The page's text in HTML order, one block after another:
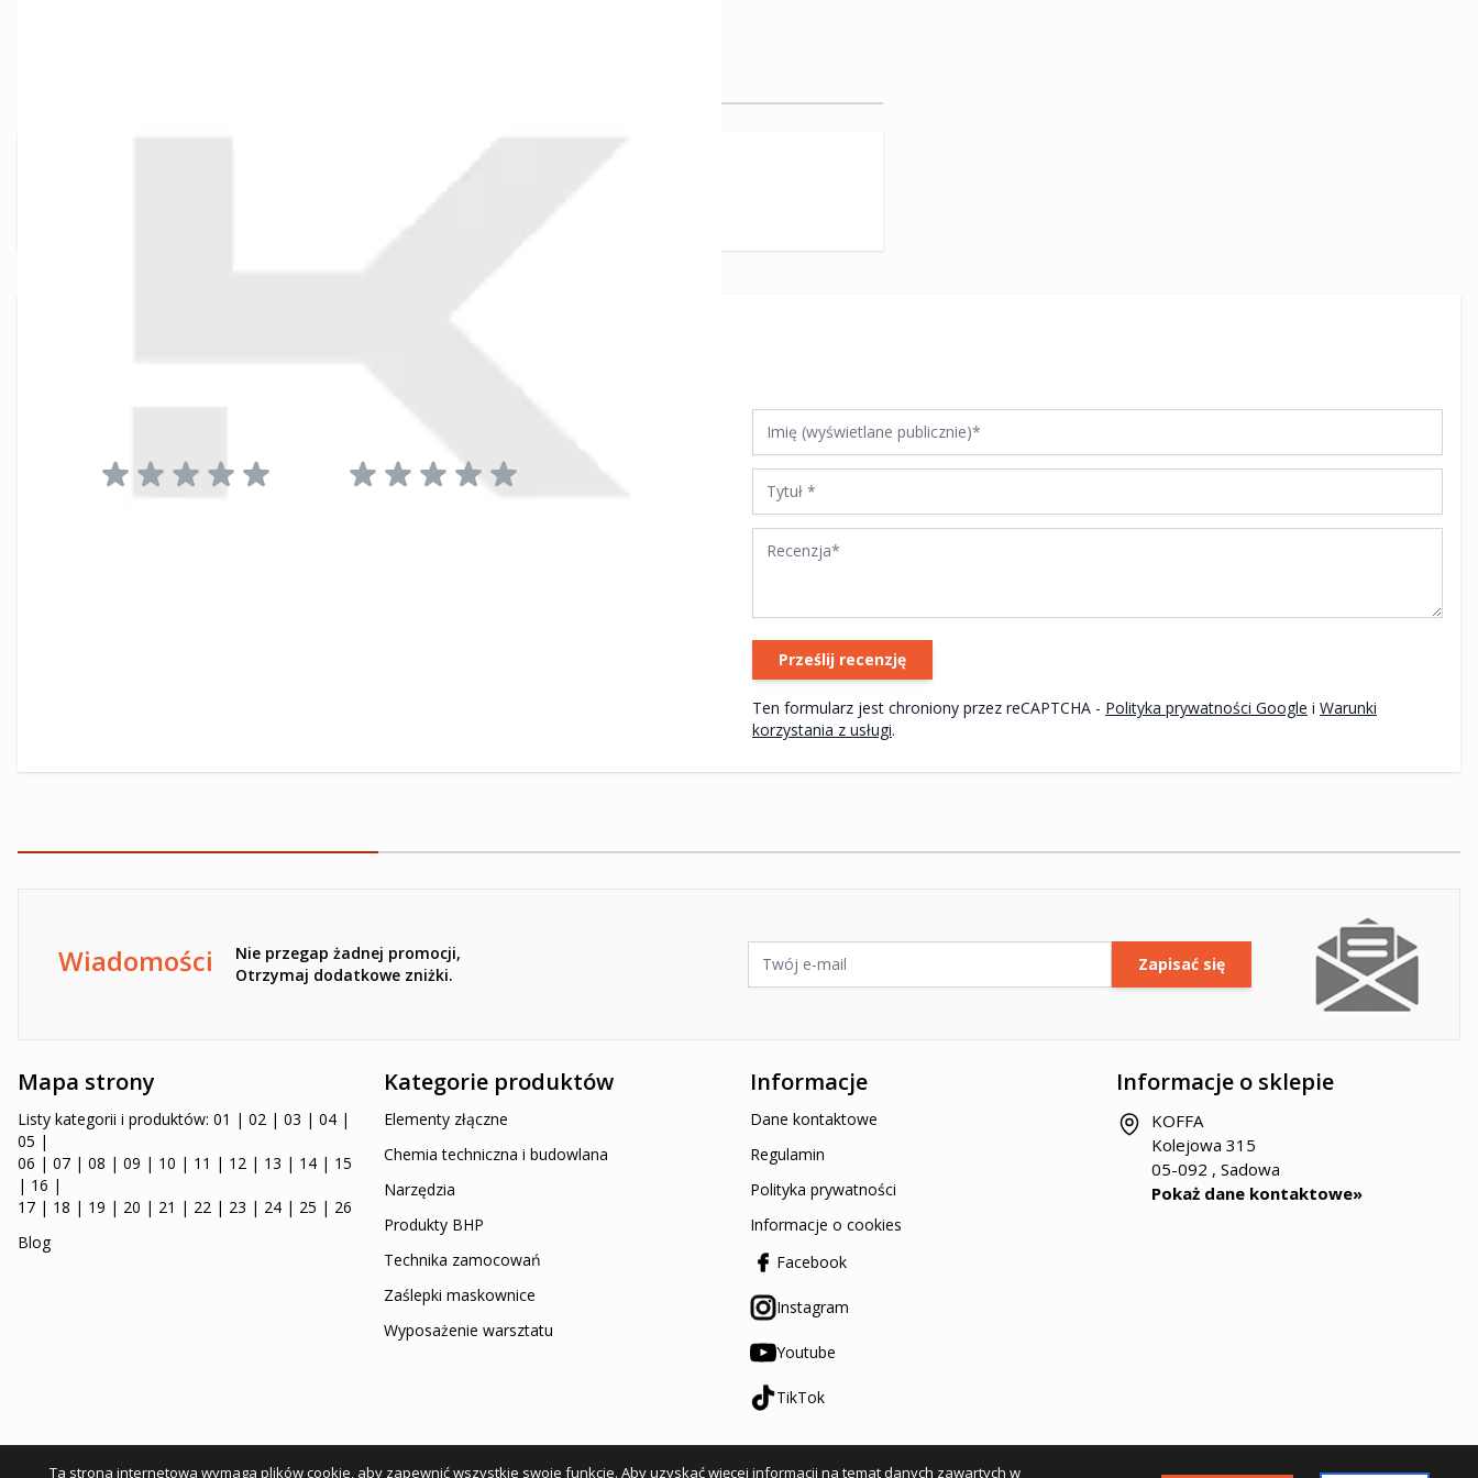
Ta strona internetowa wymaga plików cookie, aby zapewnić wszystkie swoje funkcje. Aby uzyskać więcej informacji na temat danych zawartych w
FISCHER-64866
Imię (wyświetlane publicznie)
Prześlij recenzję
Ten formularz jest chroniony przez reCAPTCHA - Polityka prywatności Google i Warunki
korzystania z usługi.
Wiadomości
Nie przegap żadnej promocji,
Otrzymaj dodatkowe zniżki.
Adres e-mail
Zapisać się
Ten formularz jest chroniony przez reCAPTCHA - Polityka prywatności Google Warunki korzystania z usługi.
Informacje o sklepie
KOFFA
Kolejowa 315
05-092 , Sadowa
Pokaż dane kontaktowe»
Mapa strony
Listy kategorii i produktów: 01 | 02 | 03 | 04 |
05 |
06 | 07 | 08 | 09 | 10 | 11 | 12 | 13 | 14 | 15
| 16 |
17 | 18 | 19 | 20 | 21 | 22 | 23 | 24 | 25 | 26
Blog
Kategorie produktów
Elementy złączne
Chemia techniczna i budowlana
Narzędzia
Produkty BHP
Technika zamocowań
Zaślepki maskownice
Wyposażenie warsztatu
Informacje
Dane kontaktowe
Regulamin
Polityka prywatności
Informacje o cookies
Facebook
Instagram
Youtube
TikTok